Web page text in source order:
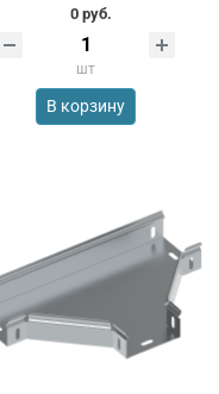
0 руб.
шт
В корзину